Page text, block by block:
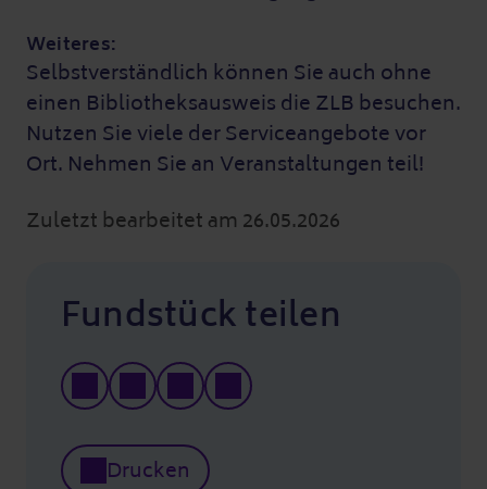
Weiteres:
Selbstverständlich können Sie auch ohne
einen Bibliotheksausweis die ZLB besuchen.
Nutzen Sie viele der Serviceangebote vor
Ort. Nehmen Sie an Veranstaltungen teil!
Zuletzt bearbeitet am 26.05.2026
Fundstück teilen
Drucken